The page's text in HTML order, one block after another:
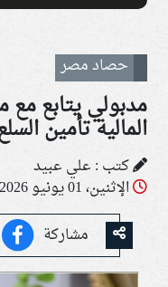
حصاد مصر
مدبولي يتابع
المالية تأمين
كتب : علي عبيد
الإثنين، 01 يونيو 2026 05:37 م
مشاركة